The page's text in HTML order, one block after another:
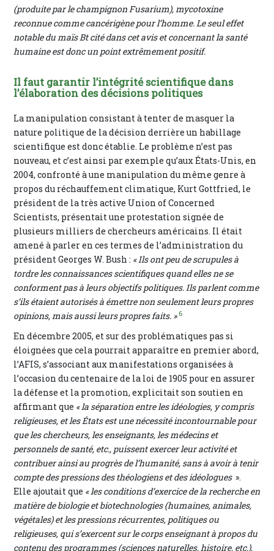
(produite par le champignon Fusarium), mycotoxine
reconnue comme cancérigène pour l’homme. Le seul effet
notable du maïs Bt cité dans cet avis et concernant la santé
humaine est donc un point extrêmement positif.
Il faut garantir l’intégrité scientifique dans
l’élaboration des décisions politiques
La manipulation consistant à tenter de masquer la
nature politique de la décision derrière un habillage
scientifique est donc établie. Le problème n’est pas
nouveau, et c’est ainsi par exemple qu’aux États-Unis, en
2004, confronté à une manipulation du même genre à
propos du réchauffement climatique, Kurt Gottfried, le
président de la très active Union of Concerned
Scientists, présentait une protestation signée de
plusieurs milliers de chercheurs américains. Il était
amené à parler en ces termes de l’administration du
président Georges W. Bush : « Ils ont peu de scrupules à
tordre les connaissances scientifiques quand elles ne se
conforment pas à leurs objectifs politiques. Ils parlent comme
s’ils étaient autorisés à émettre non seulement leurs propres
opinions, mais aussi leurs propres faits. » 6
En décembre 2005, et sur des problématiques pas si
éloignées que cela pourrait apparaître en premier abord,
l’AFIS, s’associant aux manifestations organisées à
l’occasion du centenaire de la loi de 1905 pour en assurer
la défense et la promotion, explicitait son soutien en
affirmant que « la séparation entre les idéologies, y compris
religieuses, et les États est une nécessité incontournable pour
que les chercheurs, les enseignants, les médecins et
personnels de santé, etc., puissent exercer leur activité et
contribuer ainsi au progrès de l’humanité, sans à avoir à tenir
compte des pressions des théologiens et des idéologues ».
Elle ajoutait que « les conditions d’exercice de la recherche en
matière de biologie et biotechnologies (humaines, animales,
végétales) et les pressions récurrentes, politiques ou
religieuses, qui s’exercent sur le corps enseignant à propos du
contenu des programmes (sciences naturelles, histoire, etc.),